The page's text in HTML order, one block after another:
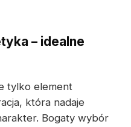
– idealne
tylko element
która nadaje
Bogaty wybór